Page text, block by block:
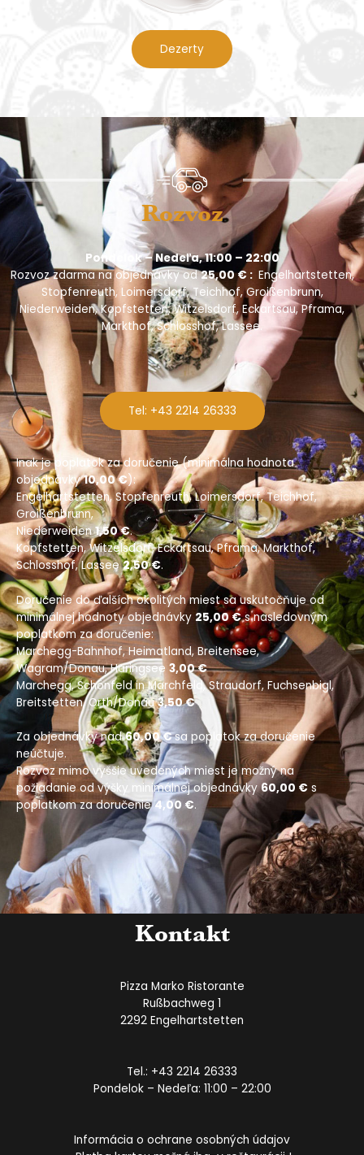
Dezerty
Rozvoz
Pondelok – Nedeľa, 11:00 – 22:00
Rozvoz zdarma na objednávky od25,00 € : Engelhartstetten,
Stopfenreuth, Loimersdorf, Teichhof, Groißenbrunn,
Niederweiden, Kopfstetten, Witzelsdorf, Eckartsau, Pframa,
Markthof, Schlosshof, Lassee.
Tel: +43 2214 26333
Inak je poplatok za doručenie (minimálna hodnota
objednávky10,00 €):
Engelhartstetten, Stopfenreuth, Loimersdorf, Teichhof,
Groißenbrunn,
Niederweiden1,50 €.
Kopfstetten, Witzelsdorf, Eckartsau, Pframa, Markthof,
Schlosshof, Lassee2,50 €.
Doručenie do ďalších okolitých miest sa uskutočňuje od
minimálnej hodnoty objednávky 25,00 €s nasledovným
poplatkom za doručenie:
Marchegg-Bahnhof, Heimatland, Breitensee,
Wagram/Donau, Haringsee 3,00 €
Marchegg, Schönfeld in Marchfeld, Straudorf, Fuchsenbigl,
Breitstetten, Orth/Donau3,50 €
Za objednávky nad60,00 €sa poplatok za doručenie
neúčtuje.
Rozvoz mimo vyššie uvedených miest je možný na
požiadanie od výšky minimálnej objednávky60,00 € s
poplatkom za doručenie4,00 €.
Kontakt
Pizza Marko Ristorante
Rußbachweg 1
2292 Engelhartstetten
Tel.: +43 2214 26333
Pondelok – Nedeľa: 11:00 – 22:00
Informácia o ochrane osobných údajov